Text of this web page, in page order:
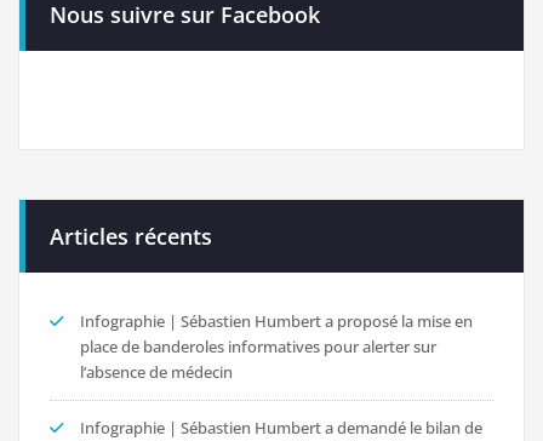
Nous suivre sur Facebook
Articles récents
Infographie | Sébastien Humbert a proposé la mise en
place de banderoles informatives pour alerter sur
l’absence de médecin
Infographie | Sébastien Humbert a demandé le bilan de